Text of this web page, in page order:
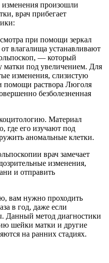
изменения произошли
врач прибегает
при помощи зеркал
влагалища устанавливают
— который
матки под увеличением. Для
изменения, слизистую
помощи раствора Люголя
безболезненная
Материал
где его изучают под
аномальные клетки.
врач замечает
изменения,
и отправить
вам нужно проходить
в год, даже если
Данный метод диагностики
шейки матки и другие
на ранних стадиях.